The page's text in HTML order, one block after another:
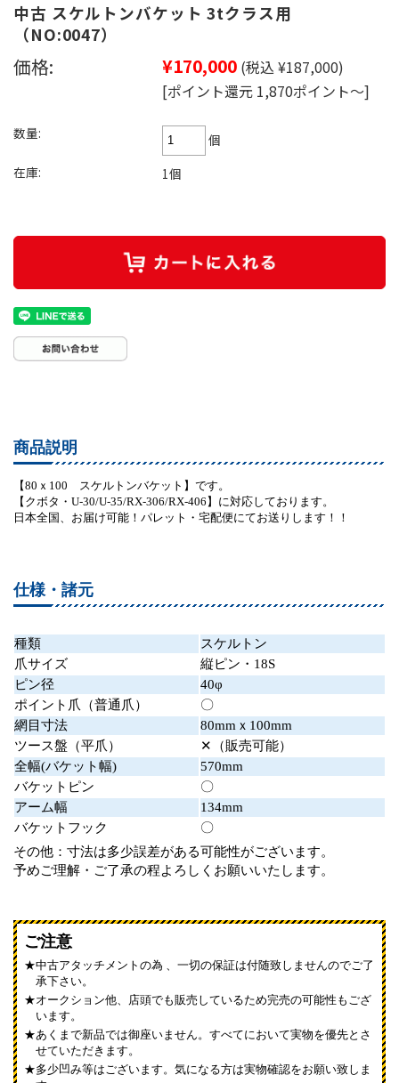
中古 スケルトンバケット 3tクラス用
（NO:0047）
価格: ¥170,000 (税込 ¥187,000)
[ポイント還元 1,870ポイント～]
数量:
個
在庫:
1個
商品説明
【80ｘ100 スケルトンバケット】です。
【クボタ・U-30/U-35/RX-306/RX-406】に対応しております。
日本全国、お届け可能！パレット・宅配便にてお送りします！！
仕様・諸元
種類
スケルトン
爪サイズ
縦ピン・18S
ピン径
40φ
ポイント爪（普通爪）
〇
網目寸法
80mmｘ100mm
ツース盤（平爪）
✕（販売可能）
全幅(バケット幅)
570mm
バケットピン
〇
アーム幅
134mm
バケットフック
〇
その他：寸法は多少誤差がある可能性がございます。
予めご理解・ご了承の程よろしくお願いいたします。
ご注意
中古アタッチメントの為 、一切の保証は付随致しませんのでご了
承下さい。
オークション他、店頭でも販売しているため完売の可能性もござ
います。
あくまで新品では御座いません。すべてにおいて実物を優先とさ
せていただきます。
多少凹み等はございます。気になる方は実物確認をお願い致しま